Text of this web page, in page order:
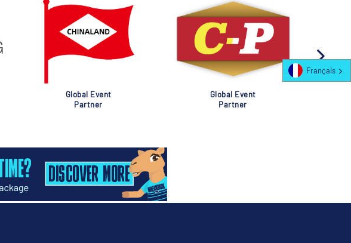
Global Event
Partner
Global Event
Partner
Français